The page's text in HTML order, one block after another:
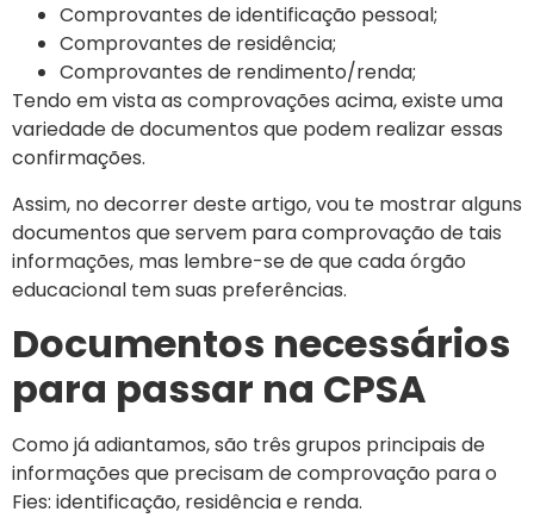
Comprovantes de identificação pessoal;
Comprovantes de residência;
Comprovantes de rendimento/renda;
Tendo em vista as comprovações acima, existe uma
variedade de documentos que podem realizar essas
confirmações.
Assim, no decorrer deste artigo, vou te mostrar alguns
documentos que servem para comprovação de tais
informações, mas lembre-se de que cada órgão
educacional tem suas preferências.
Documentos necessários
para passar na CPSA
Como já adiantamos, são três grupos principais de
informações que precisam de comprovação para o
Fies: identificação, residência e renda.